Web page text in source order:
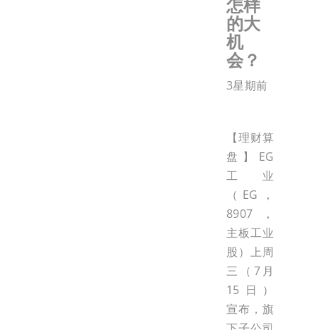
的大
机
会？
3星期前
【理财算
盘】EG
工业
（EG，
8907，
主板工业
股）上周
三（7月
15日）
宣布，旗